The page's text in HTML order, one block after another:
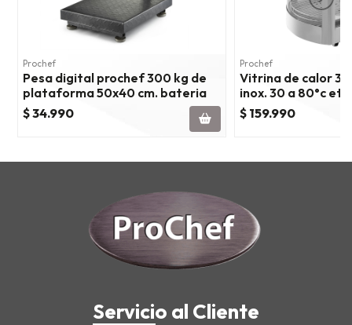
Prochef
Pesa digital prochef 300 kg de
plataforma 50x40 cm. bateria
$ 34.990
Prochef
Vitrina de calor 35
inox. 30 a 80°c
$ 159.990
Servicio al Cliente